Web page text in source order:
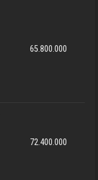
65.800.000
72.400.000